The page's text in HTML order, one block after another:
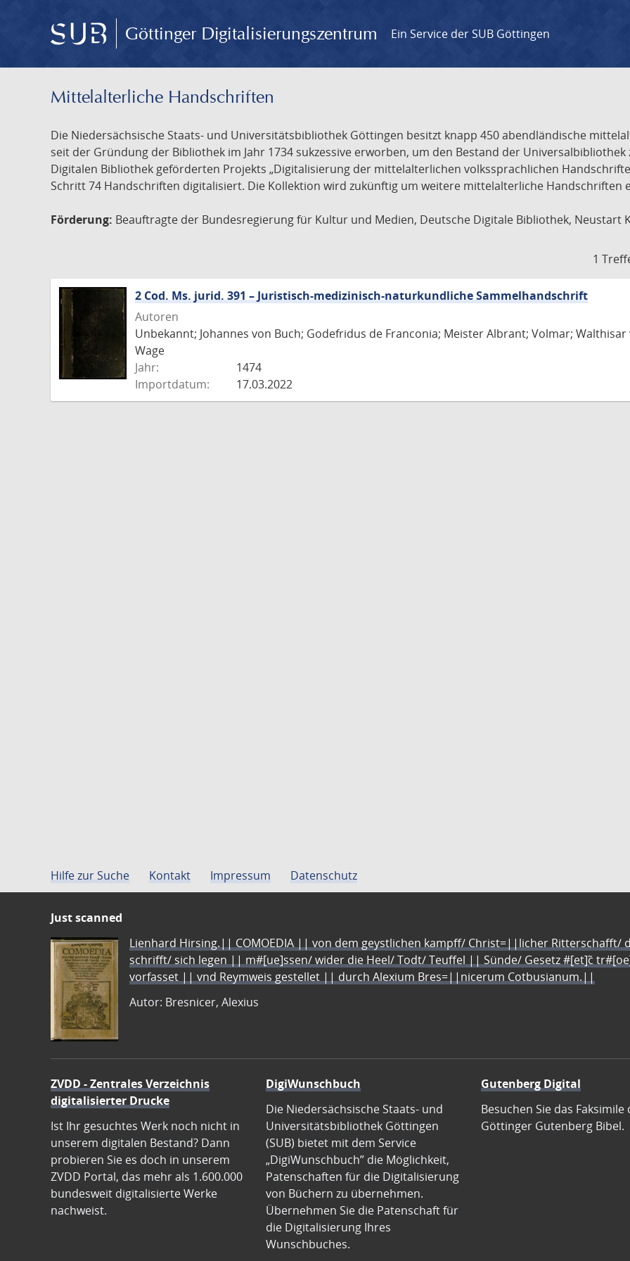
Göttinger Digitalisierungszentrum Ein Service der SUB Göttingen
Mittelalterliche Handschriften
Die Niedersächsische Staats- und Universitätsbibliothek Göttingen besitzt knapp 450 abendländische
seit der Gründung der Bibliothek im Jahr 1734 sukzessive erworben, um den Bestand der
Digitalen Bibliothek geförderten Projekts „Digitalisierung der mittelalterlichen volkssprachlichen
Schritt 74 Handschriften digitalisiert. Die Kollektion wird zukünftig um weitere mittelalterliche Handschriften
Förderung: Beauftragte der Bundesregierung für Kultur und Medien, Deutsche Digitale Bibliothek, Neustart
1
2 Cod. Ms. jurid. 391 – Juristisch-medizinisch-naturkundliche Sammelhandschrift
Autoren
Unbekannt; Johannes von Buch; Godefridus de Franconia; Meister Albrant; Volmar;
Wage
Jahr:
1474
Importdatum:
17.03.2022
Hilfe zur Suche Kontakt Impressum Datenschutz
Just scanned
Lienhard Hirsing.|| COMOEDIA || von dem geystlichen kampff/ Christ=||licher Ritterschafft/
schrifft/ sich legen || m#[ue]ssen/ wider die Heel/ Todt/ Teuffel || Sünde/ Gesetz #[et]c̃
vorfasset || vnd Reymweis gestellet || durch Alexium Bres=||nicerum Cotbusianum.||
Autor: Bresnicer, Alexius
ZVDD - Zentrales Verzeichnis
digitalisierter Drucke
Ist Ihr gesuchtes Werk noch nicht in
unserem digitalen Bestand? Dann
probieren Sie es doch in unserem
ZVDD Portal, das mehr als 1.600.000
bundesweit digitalisierte Werke
nachweist.
DigiWunschbuch
Die Niedersächsische Staats- und
Universitätsbibliothek Göttingen
(SUB) bietet mit dem Service
„DigiWunschbuch” die Möglichkeit,
Patenschaften für die Digitalisierung
von Büchern zu übernehmen.
Übernehmen Sie die Patenschaft für
die Digitalisierung Ihres
Wunschbuches.
Gutenberg Digital
Besuchen Sie das Faksimile
Göttinger Gutenberg Bibel.